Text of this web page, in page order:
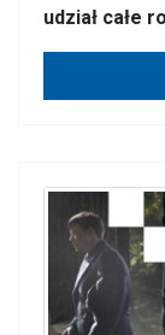
udział całe